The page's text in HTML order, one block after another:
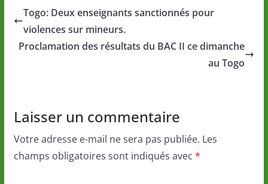
Togo: Deux enseignants sanctionnés pour
violences sur mineurs.
Proclamation des résultats du BAC II ce dimanche
au Togo
Laisser un commentaire
Votre adresse e-mail ne sera pas publiée. Les
champs obligatoires sont indiqués avec *